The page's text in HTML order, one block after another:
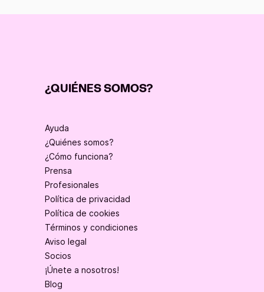
¿QUIÉNES SOMOS?
Ayuda
¿Quiénes somos?
¿Cómo funciona?
Prensa
Profesionales
Política de privacidad
Política de cookies
Términos y condiciones
Aviso legal
Socios
¡Únete a nosotros!
Blog